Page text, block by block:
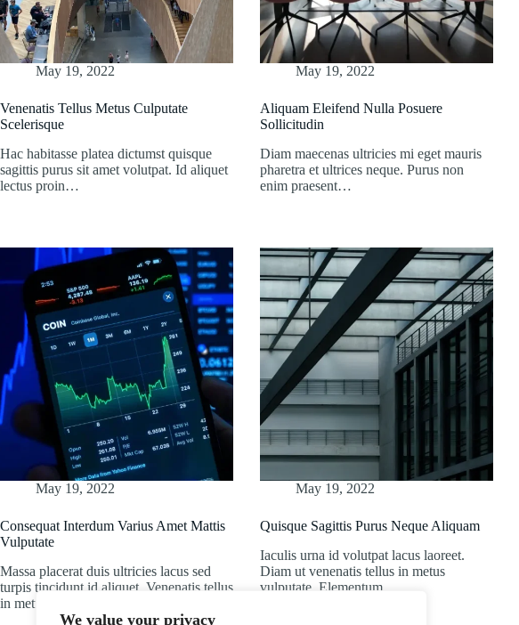
We value your privacy
May 19, 2022
Venenatis Tellus Metus Culputate
Scelerisque
Hac habitasse platea dictumst quisque
sagittis purus sit amet volutpat. Id aliquet
lectus proin…
May 19, 2022
Aliquam Eleifend Nulla Posuere
Sollicitudin
Diam maecenas ultricies mi eget mauris
pharetra et ultrices neque. Purus non
enim praesent…
May 19, 2022
Consequat Interdum Varius Amet Mattis
Vulputate
Massa placerat duis ultricies lacus sed
turpis tincidunt id aliquet. Venenatis tellus
in metus…
May 19, 2022
Quisque Sagittis Purus Neque Aliquam
Iaculis urna id volutpat lacus laoreet.
Diam ut venenatis tellus in metus
vulputate. Elementum…